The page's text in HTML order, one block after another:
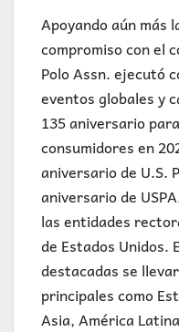
Apoyando aún más
compromiso con el
Polo Assn. ejecutó
eventos globales y
135 aniversario
consumidores en
aniversario de U.S.
aniversario de
las entidades
de Estados Unidos.
destacadas se
principales como
Asia, América